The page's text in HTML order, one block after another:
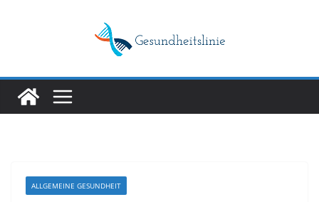
ALLGEMEINE GESUNDHEIT